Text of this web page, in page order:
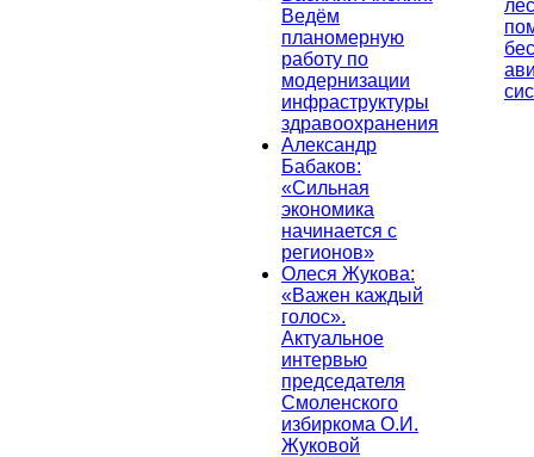
Ведём
планомерную
работу по
модернизации
инфраструктуры
здравоохранения
Александр
Бабаков:
«Сильная
экономика
начинается с
регионов»
Олеся Жукова:
«Важен каждый
голос».
Актуальное
интервью
председателя
Смоленского
избиркома О.И.
Жуковой